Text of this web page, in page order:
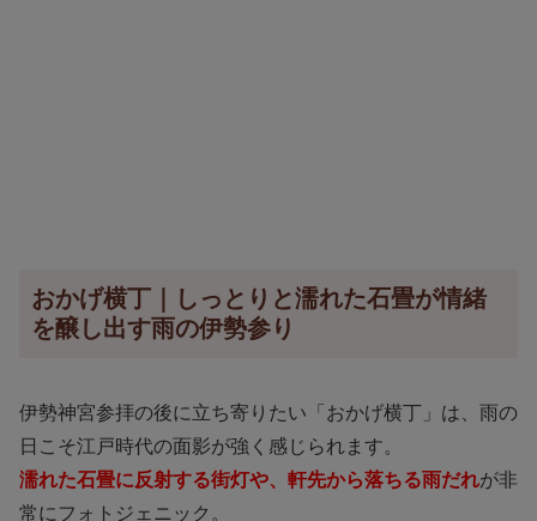
おかげ横丁｜しっとりと濡れた石畳が情緒
を醸し出す雨の伊勢参り
伊勢神宮参拝の後に立ち寄りたい「おかげ横丁」は、雨の
日こそ江戸時代の面影が強く感じられます。
濡れた石畳に反射する街灯や、軒先から落ちる雨だれが非
常にフォトジェニック。